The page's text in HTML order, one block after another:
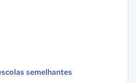
semelhantes